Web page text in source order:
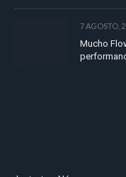
7 AGOSTO,
Mucho